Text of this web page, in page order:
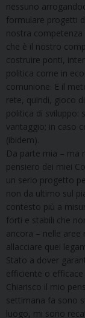
nessuno
formulare progetti
nostra
che è il nostro
costruire ponti,
politica come in
comunione. E il
rete, quindi, gioco
politica di sviluppo:
vantaggio; in caso
(ibidem).
Da parte mia – ma
pensiero dei miei
un serio progetto
non da ultimo sul
contesto più a
forti e stabili che
ancora – nelle
allacciare quei
Stato a dover
efficiente o
Chiarisco il mio
settimana fa sono
luogo, mi sono